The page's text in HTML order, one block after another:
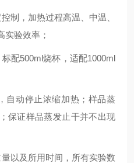
制，加热过程高温、中温、
实验效率；
配500ml烧杯，适配1000ml
自动停止浓缩加热；样品蒸
保证样品蒸发止干并不出现
以及所用时间，所有实验数